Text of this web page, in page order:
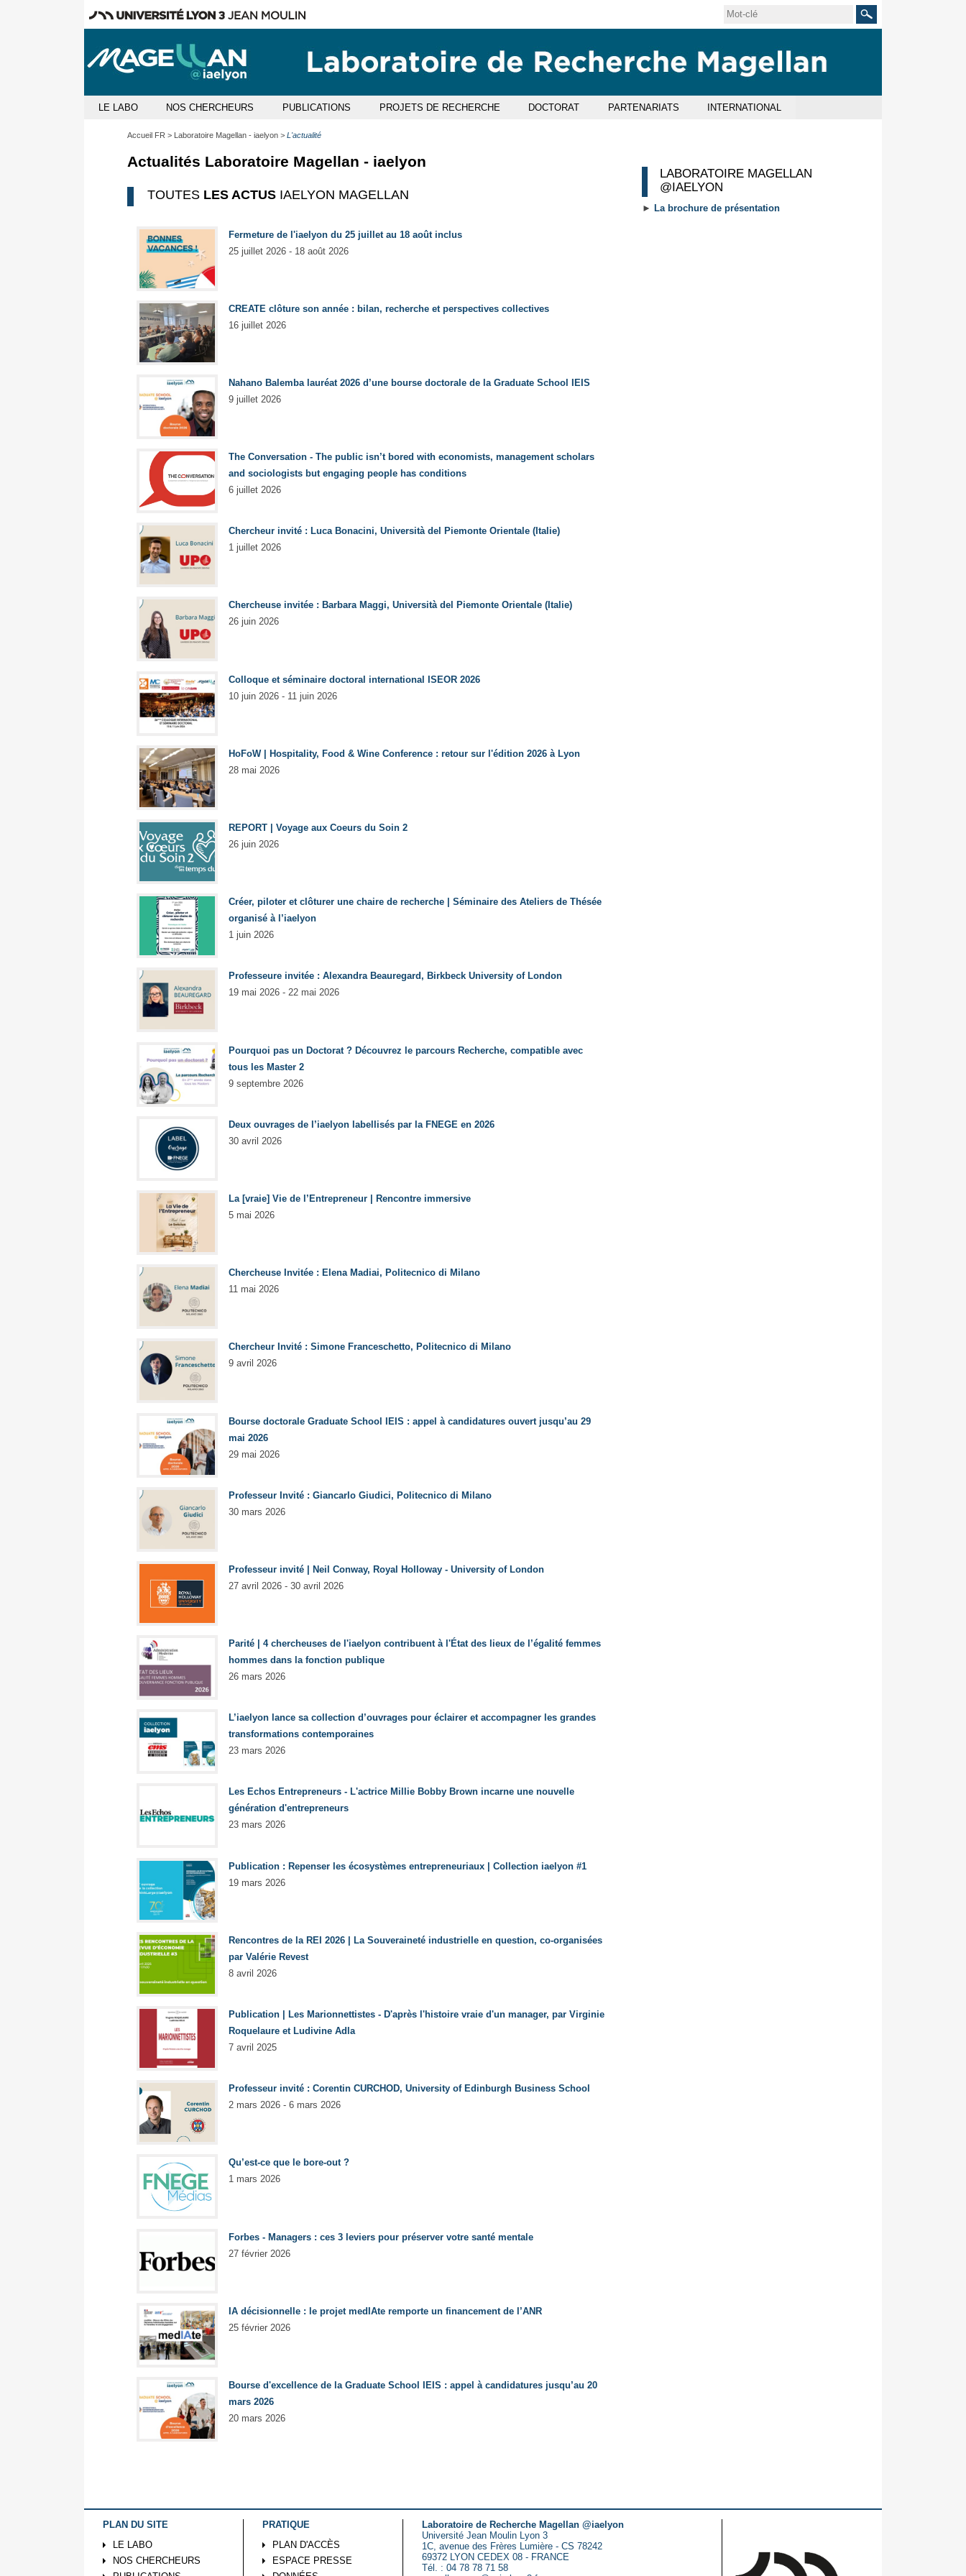
Rechercher
LE LABO NOS CHERCHEURS PUBLICATIONS PROJETS DE RECHERCHE DOCTORAT PARTENARIATS INTERNATIONAL
Accueil FR Laboratoire Magellan - iaelyon L'actualité
Actualités Laboratoire Magellan - iaelyon
TOUTES LES ACTUS IAELYON MAGELLAN
Fermeture de l'iaelyon du 25 juillet au 18 août inclus
25 juillet 2026 - 18 août 2026
CREATE clôture son année : bilan, recherche et perspectives collectives
16 juillet 2026
Nahano Balemba lauréat 2026 d’une bourse doctorale de la Graduate School IEIS
9 juillet 2026
The Conversation - The public isn’t bored with economists, management scholars
and sociologists but engaging people has conditions
6 juillet 2026
Chercheur invité : Luca Bonacini, Università del Piemonte Orientale (Italie)
1 juillet 2026
Chercheuse invitée : Barbara Maggi, Università del Piemonte Orientale (Italie)
26 juin 2026
Colloque et séminaire doctoral international ISEOR 2026
10 juin 2026 - 11 juin 2026
HoFoW | Hospitality, Food & Wine Conference : retour sur l'édition 2026 à Lyon
28 mai 2026
REPORT | Voyage aux Coeurs du Soin 2
26 juin 2026
Créer, piloter et clôturer une chaire de recherche | Séminaire des Ateliers de Thésée
organisé à l’iaelyon
1 juin 2026
Professeure invitée : Alexandra Beauregard, Birkbeck University of London
19 mai 2026 - 22 mai 2026
Pourquoi pas un Doctorat ? Découvrez le parcours Recherche, compatible avec
tous les Master 2
9 septembre 2026
Deux ouvrages de l’iaelyon labellisés par la FNEGE en 2026
30 avril 2026
La [vraie] Vie de l’Entrepreneur | Rencontre immersive
5 mai 2026
Chercheuse Invitée : Elena Madiai, Politecnico di Milano
11 mai 2026
Chercheur Invité : Simone Franceschetto, Politecnico di Milano
9 avril 2026
Bourse doctorale Graduate School IEIS : appel à candidatures ouvert jusqu’au 29
mai 2026
29 mai 2026
Professeur Invité : Giancarlo Giudici, Politecnico di Milano
30 mars 2026
Professeur invité | Neil Conway, Royal Holloway - University of London
27 avril 2026 - 30 avril 2026
Parité | 4 chercheuses de l'iaelyon contribuent à l'État des lieux de l’égalité femmes
hommes dans la fonction publique
26 mars 2026
L’iaelyon lance sa collection d’ouvrages pour éclairer et accompagner les grandes
transformations contemporaines
23 mars 2026
Les Echos Entrepreneurs - L'actrice Millie Bobby Brown incarne une nouvelle
génération d'entrepreneurs
23 mars 2026
Publication : Repenser les écosystèmes entrepreneuriaux | Collection iaelyon #1
19 mars 2026
Rencontres de la REI 2026 | La Souveraineté industrielle en question, co-organisées
par Valérie Revest
8 avril 2026
Publication | Les Marionnettistes - D'après l'histoire vraie d'un manager, par Virginie
Roquelaure et Ludivine Adla
7 avril 2025
Professeur invité : Corentin CURCHOD, University of Edinburgh Business School
2 mars 2026 - 6 mars 2026
Qu’est-ce que le bore-out ?
1 mars 2026
Forbes - Managers : ces 3 leviers pour préserver votre santé mentale
27 février 2026
IA décisionnelle : le projet medIAte remporte un financement de l’ANR
25 février 2026
Bourse d'excellence de la Graduate School IEIS : appel à candidatures jusqu’au 20
mars 2026
20 mars 2026
LABORATOIRE MAGELLAN
@IAELYON
► La brochure de présentation
PLAN DU SITE
LE LABO
NOS CHERCHEURS
PRATIQUE
PLAN D'ACCÈS
ESPACE PRESSE
Laboratoire de Recherche Magellan @iaelyon
Université Jean Moulin Lyon 3
1C, avenue des Frères Lumière - CS 78242
69372 LYON CEDEX 08 - FRANCE
Tél. : 04 78 78 71 58